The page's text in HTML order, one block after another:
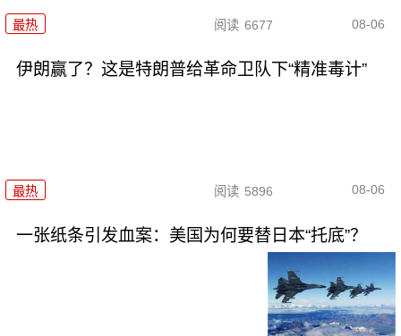
最热 阅读 6677 08-06
伊朗赢了？这是特朗普给革命卫队下“精准毒计”
最热 阅读 5896 08-06
一张纸条引发血案：美国为何要替日本“托底”？